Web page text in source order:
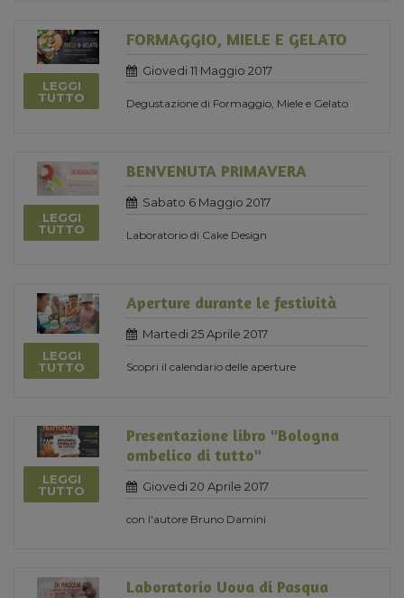
LEGGI
TUTTO
FORMAGGIO, MIELE E GELATO
Giovedi 11 Maggio 2017
Degustazione di Formaggio, Miele e Gelato
LEGGI
TUTTO
BENVENUTA PRIMAVERA
Sabato 6 Maggio 2017
Laboratorio di Cake Design
LEGGI
TUTTO
Aperture durante le festività
Martedi 25 Aprile 2017
Scopri il calendario delle aperture
LEGGI
TUTTO
Presentazione libro "Bologna
ombelico di tutto"
Giovedi 20 Aprile 2017
con l'autore Bruno Damini
Laboratorio Uova di Pasqua